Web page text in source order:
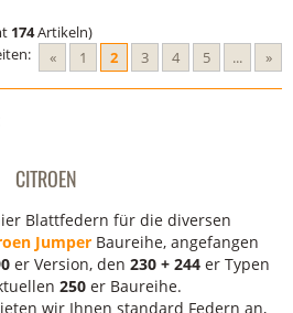
174Artikeln)
« 1 2 3 4 5 ... »
CITROEN
Blattfedern für die diversen
Jumper Baureihe, angefangen
er Version, den 230 + 244er Typen
250 er Baureihe.
wir Ihnen standard Federn an,